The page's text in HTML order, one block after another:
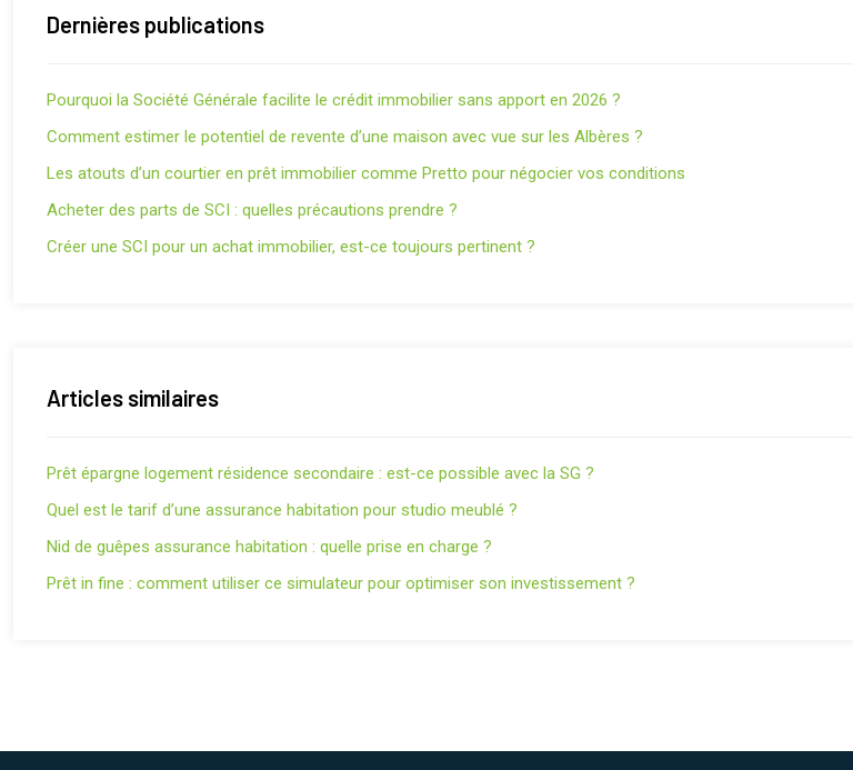
Dernières publications
Pourquoi la Société Générale facilite le crédit immobilier sans apport en 2026 ?
Comment estimer le potentiel de revente d’une maison avec vue sur les Albères ?
Les atouts d’un courtier en prêt immobilier comme Pretto pour négocier vos conditions
Acheter des parts de SCI : quelles précautions prendre ?
Créer une SCI pour un achat immobilier, est-ce toujours pertinent ?
Articles similaires
Prêt épargne logement résidence secondaire : est-ce possible avec la SG ?
Quel est le tarif d’une assurance habitation pour studio meublé ?
Nid de guêpes assurance habitation : quelle prise en charge ?
Prêt in fine : comment utiliser ce simulateur pour optimiser son investissement ?